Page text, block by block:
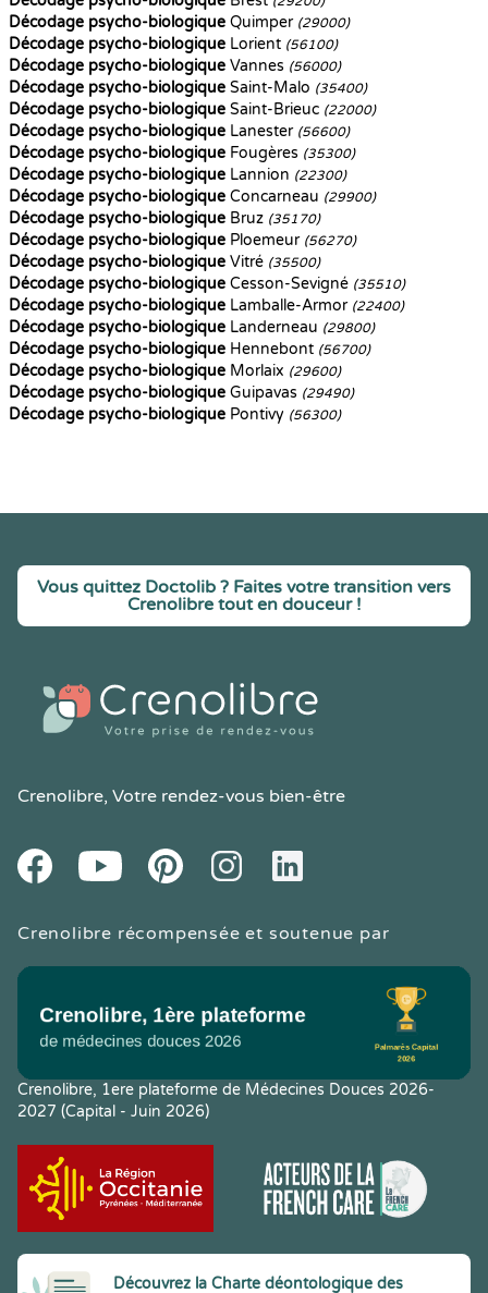
Décodage psycho-biologique Quimper (29000)
Décodage psycho-biologique Lorient (56100)
Décodage psycho-biologique Vannes (56000)
Décodage psycho-biologique Saint-Malo (35400)
Décodage psycho-biologique Saint-Brieuc (22000)
Décodage psycho-biologique Lanester (56600)
Décodage psycho-biologique Fougères (35300)
Décodage psycho-biologique Lannion (22300)
Décodage psycho-biologique Concarneau (29900)
Décodage psycho-biologique Bruz (35170)
Décodage psycho-biologique Ploemeur (56270)
Décodage psycho-biologique Vitré (35500)
Décodage psycho-biologique Cesson-Sevigné (35510)
Décodage psycho-biologique Lamballe-Armor (22400)
Décodage psycho-biologique Landerneau (29800)
Décodage psycho-biologique Hennebont (56700)
Décodage psycho-biologique Morlaix (29600)
Décodage psycho-biologique Guipavas (29490)
Décodage psycho-biologique Pontivy (56300)
Vous quittez Doctolib ? Faites votre transition vers
Crenolibre tout en douceur !
Crenolibre, Votre rendez-vous bien-être
FacebookYoutube PinteresetInstagramLinkedIn
Crenolibre récompensée et soutenue par
Crenolibre, 1ere plateforme de Médecines Douces 2026-
2027 (Capital - Juin 2026)
Découvrez la Charte déontologique des